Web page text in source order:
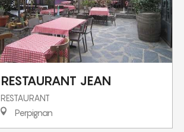
RESTAURANT JEAN
RESTAURANT
Perpignan